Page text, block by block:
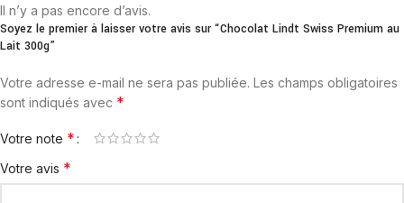
Il n’y a pas encore d’avis.
Soyez le premier à laisser votre avis sur “Chocolat Lindt Swiss Premium au
Lait 300g”
Votre adresse e-mail ne sera pas publiée. Les champs obligatoires
sont indiqués avec *
Votre note *
Votre avis *